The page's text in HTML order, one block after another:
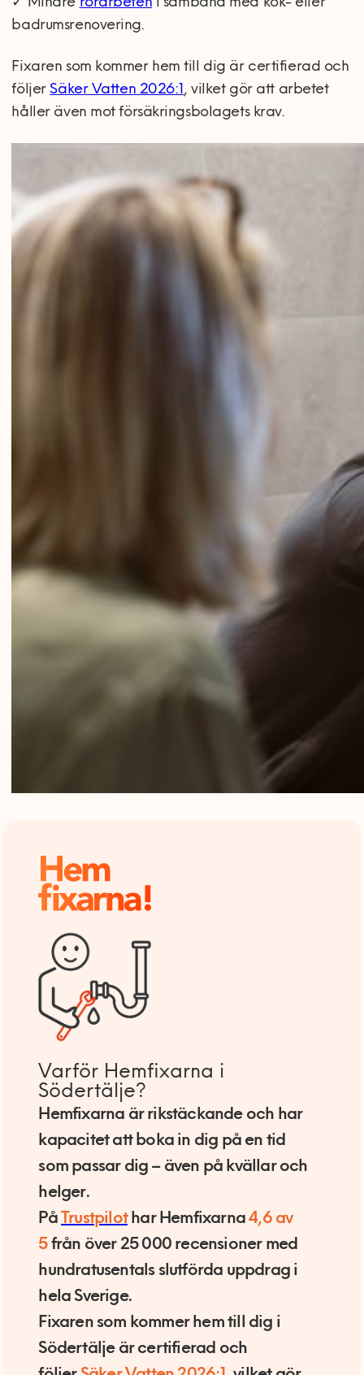
badrumsrenovering.
Fixaren som kommer hem till dig är certifierad och
följerSäker Vatten 2026:1, vilket gör att arbetet
håller även mot försäkringsbolagets krav.
Varför Hemfixarna i
Södertälje?
Hemfixarna är rikstäckande och har
kapacitet att boka in dig på en tid
som passar dig – även på kvällar och
helger.
På Trustpilothar Hemfixarna4,6 av
5från över 25 000 recensioner med
hundratusentals slutförda uppdrag i
hela Sverige.
Fixaren som kommer hem till dig i
Södertälje är certifierad och